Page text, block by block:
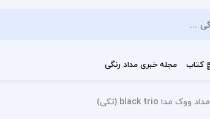
کتاب مجله خبری مداد رنگی
مداد ووک مدا black trio (تکی)